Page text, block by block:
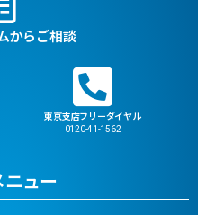
からご相談
東京支店フリーダイヤル
0120-41-1562
ュー